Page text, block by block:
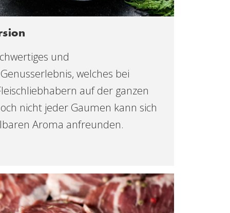
und
welches bei
auf der ganzen
nicht jeder Gaumen kann sich
Aroma anfreunden.